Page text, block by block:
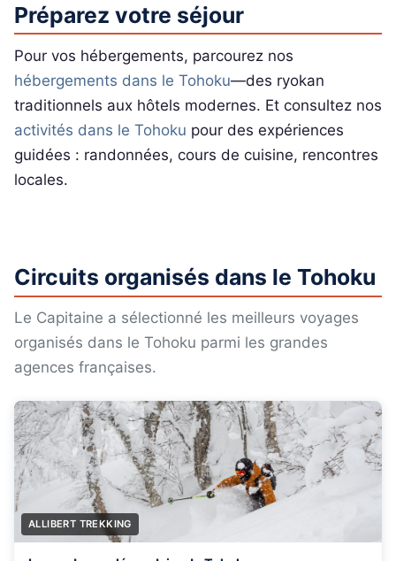
Préparez votre séjour
Pour vos hébergements, parcourez nos
hébergements dans le Tohoku—des ryokan
traditionnels aux hôtels modernes. Et consultez nos
activités dans le Tohoku pour des expériences
guidées : randonnées, cours de cuisine, rencontres
locales.
Circuits organisés dans le Tohoku
Le Capitaine a sélectionné les meilleurs voyages
organisés dans le Tohoku parmi les grandes
agences françaises.
ALLIBERT TREKKING